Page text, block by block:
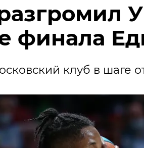
финала
клуб в шаге